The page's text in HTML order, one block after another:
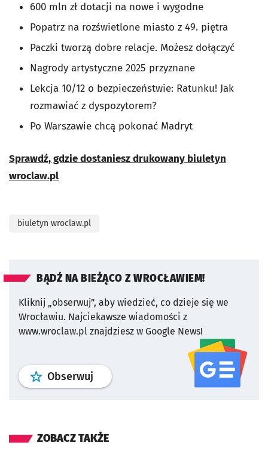
600 mln zł dotacji na nowe i wygodne
Popatrz na rozświetlone miasto z 49. piętra
Paczki tworzą dobre relacje. Możesz dołączyć
Nagrody artystyczne 2025 przyznane
Lekcja 10/12 o bezpieczeństwie: Ratunku! Jak
rozmawiać z dyspozytorem?
Po Warszawie chcą pokonać Madryt
Sprawdź, gdzie dostaniesz drukowany biuletyn
wroclaw.pl
biuletyn wroclaw.pl
BĄDŹ NA BIEŻĄCO Z WROCŁAWIEM!
Kliknij „obserwuj”, aby wiedzieć, co dzieje się we
Wrocławiu. Najciekawsze wiadomości z
www.wroclaw.pl znajdziesz w Google News!
Obserwuj profil serwisu
ZOBACZ TAKŻE